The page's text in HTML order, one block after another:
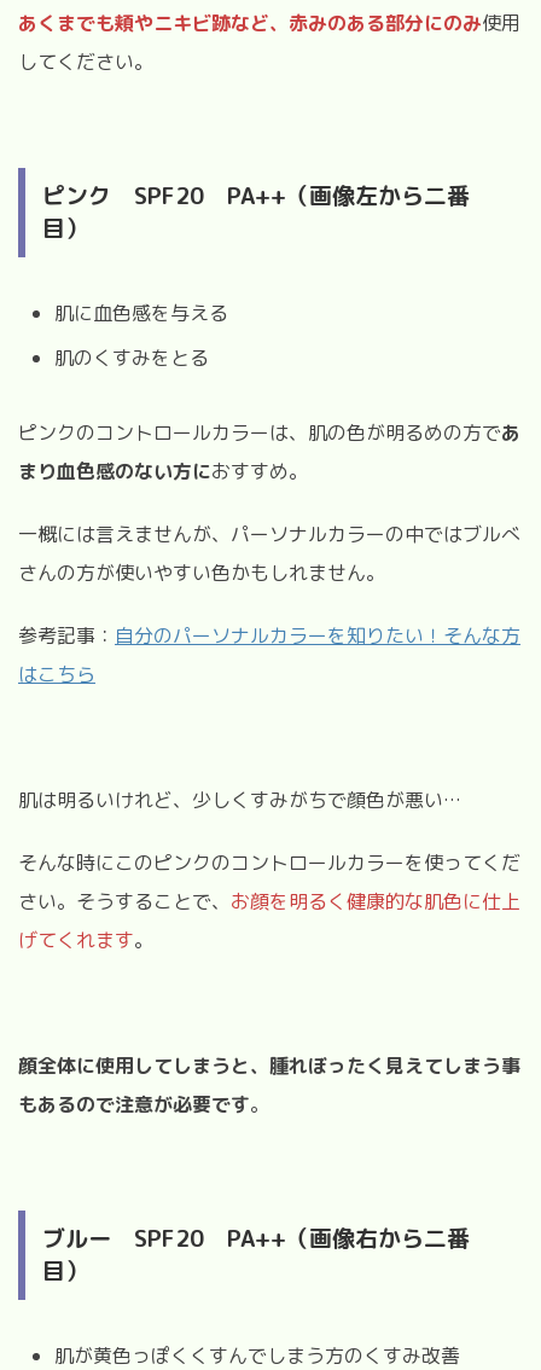
あくまでも頬やニキビ跡など、赤みのある部分にのみ使用
してください。
ピンク SPF20
PA++（画像左から二番
目）
肌に血色感を与える
肌のくすみをとる
ピンクのコントロールカラーは、肌の色が明るめの方であ
まり血色感のない方におすすめ。
一概には言えませんが、パーソナルカラーの中ではブルべ
さんの方が使いやすい色かもしれません。
参考記事： 自分のパーソナルカラーを知りたい！そんな方
はこちら
肌は明るいけれど、少しくすみがちで顔色が悪い…
そんな時にこのピンクのコントロールカラーを使ってくだ
さい。そうすることで、 お顔を明るく健康的な肌色に仕上
げてくれます。
顔全体に使用してしまうと、腫れぼったく見えてしまう事
もあるので注意が必要です。
ブルー SPF20
PA++（画像右から二番
目）
肌が黄色っぽくくすんでしまう方のくすみ改善